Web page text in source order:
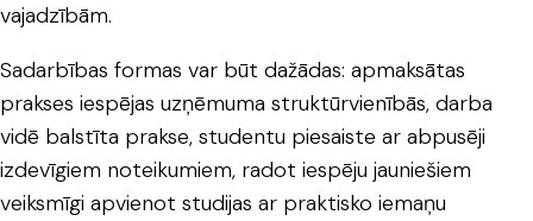
vajadzībām.
Sadarbības formas var būt dažādas: apmaksātas
prakses iespējas uzņēmuma struktūrvienībās, darba
vidē balstīta prakse, studentu piesaiste ar abpusēji
izdevīgiem noteikumiem, radot iespēju jauniešiem
veiksmīgi apvienot studijas ar praktisko iemaņu